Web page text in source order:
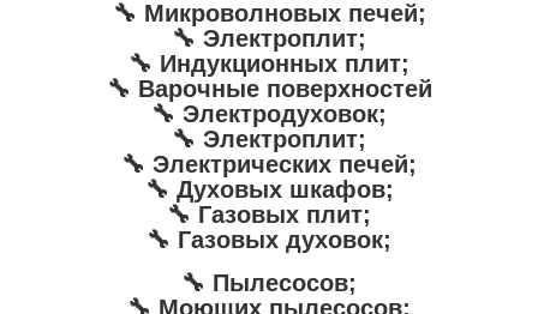
🔧 Микроволновых печей;
🔧 Электроплит;
🔧 Индукционных плит;
🔧 Варочные поверхностей
🔧 Электродуховок;
🔧 Электроплит;
🔧 Электрических печей;
🔧 Духовых шкафов;
🔧 Газовых плит;
🔧 Газовых духовок;
🔧 Пылесосов;
🔧 Моющих пылесосов;